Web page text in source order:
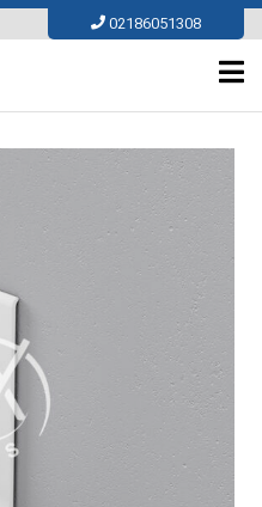
Skip
to
content
02186051308